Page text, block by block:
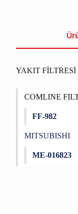
YAKIT
COMLINE
FF-982
MITSUBISHI
ME-016823